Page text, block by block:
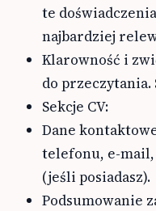
te
najbardziej
Klarowność i
do przeczytania.
Sekcje CV:
Dane
telefonu, e-
(jeśli posiadasz).
Podsumowanie